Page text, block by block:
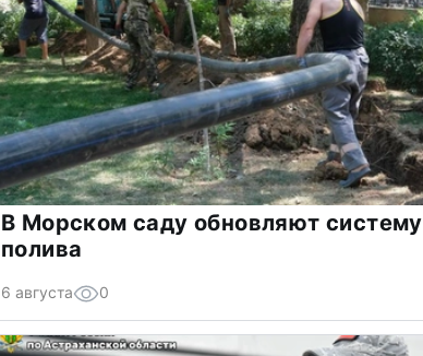
В Морском саду обновляют систему
полива
6 августа 0